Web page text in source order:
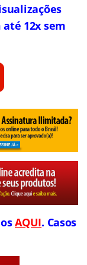
12x sem
AQUI. Casos